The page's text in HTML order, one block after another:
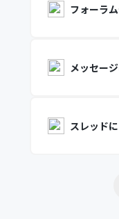
フォーラ
メッセー
スレッド